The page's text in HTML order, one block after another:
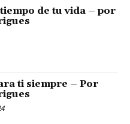
de tu vida – por
ti siempre – Por